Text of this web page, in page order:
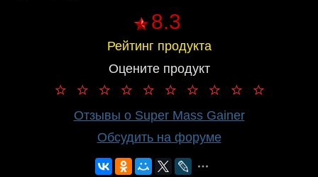
8.3
Рейтинг продукта
Оцените продукт
Отзывы о Super Mass Gainer
Обсудить на форуме